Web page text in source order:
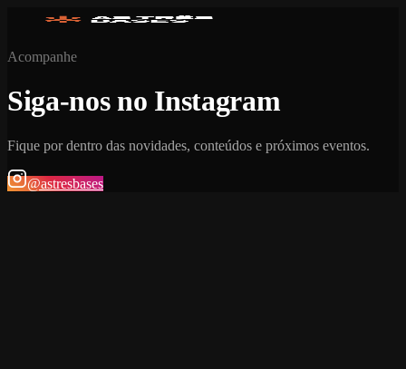
Acompanhe
Siga-nos no Instagram
Fique por dentro das novidades, conteúdos e próximos eventos.
@astresbases